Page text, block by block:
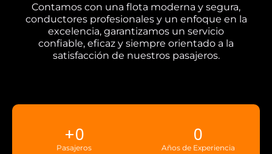
Contamos con una flota moderna y segura,
conductores profesionales y un enfoque en la
excelencia, garantizamos un servicio
confiable, eficaz y siempre orientado a la
satisfacción de nuestros pasajeros.
Pasajeros
+0
Años de Experiencia
0